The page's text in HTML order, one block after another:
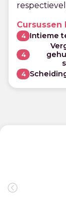
4 Intieme
4
4